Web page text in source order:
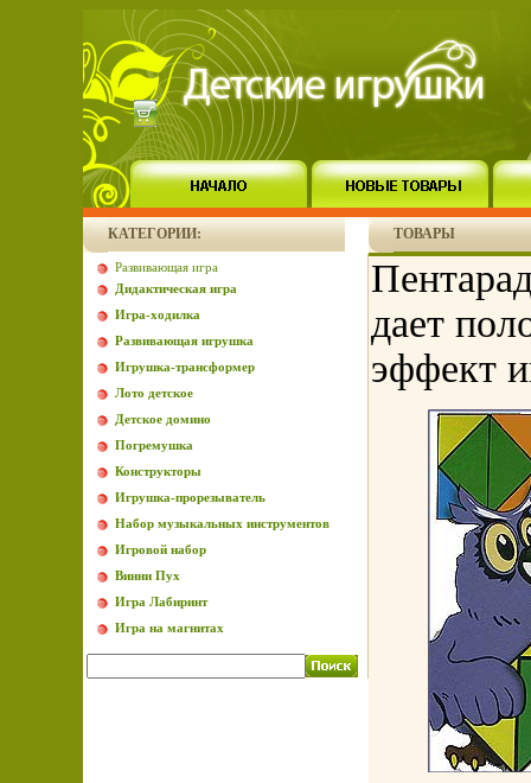
КАТЕГОРИИ:
Развивающая игра
Дидактическая игра
Игра-ходилка
Развивающая игрушка
Игрушка-трансформер
Лото детское
Детское домино
Погремушка
Конструкторы
Игрушка-прорезыватель
Набор музыкальных инструментов
Игровой набор
Винни Пух
Игра Лабиринт
Игра на магнитах
ТОВАРЫ
дает
эффект